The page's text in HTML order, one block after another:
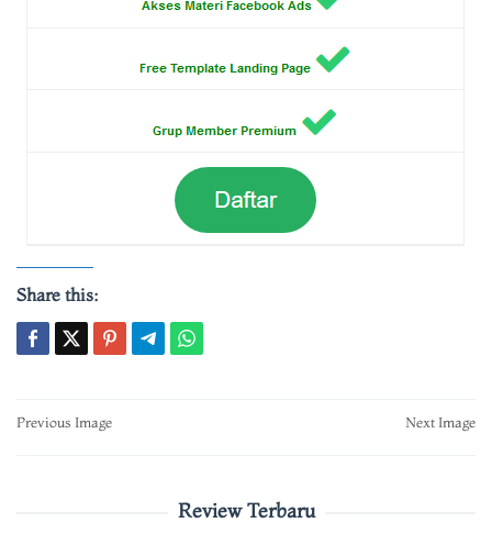
Share this:
Post
Previous Image Next Image
Review Terbaru